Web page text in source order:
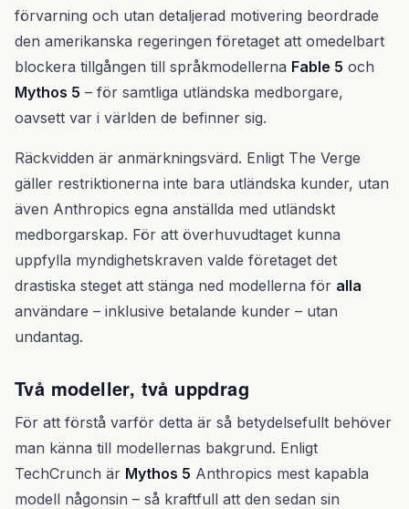
förvarning och utan detaljerad motivering beordrade
den amerikanska regeringen företaget att omedelbart
blockera tillgången till språkmodellerna Fable 5 och
Mythos 5 – för samtliga utländska medborgare,
oavsett var i världen de befinner sig.
Räckvidden är anmärkningsvärd. Enligt The Verge
gäller restriktionerna inte bara utländska kunder, utan
även Anthropics egna anställda med utländskt
medborgarskap. För att överhuvudtaget kunna
uppfylla myndighetskraven valde företaget det
drastiska steget att stänga ned modellerna för alla
användare – inklusive betalande kunder – utan
undantag.
Två modeller, två uppdrag
För att förstå varför detta är så betydelsefullt behöver
man känna till modellernas bakgrund. Enligt
TechCrunch är Mythos 5 Anthropics mest kapabla
modell någonsin – så kraftfull att den sedan sin